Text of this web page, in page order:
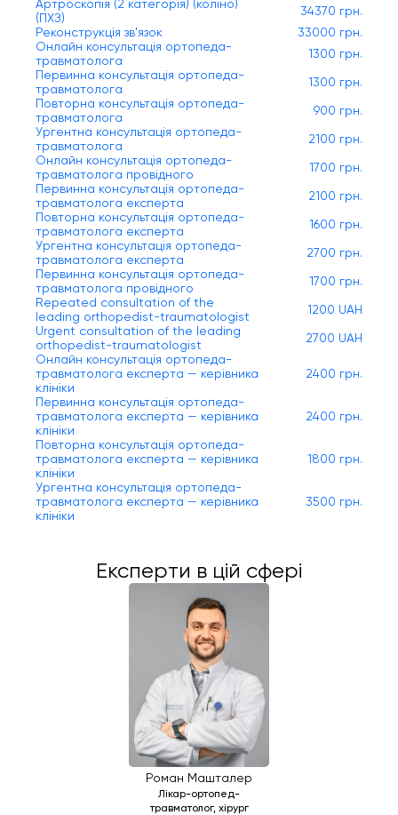
34370 грн.
Артроскопія (2 категорія) (коліно)
(ПХЗ)
33000 грн.
Реконструкція зв'язок
1300 грн.
Онлайн консультація ортопеда-
травматолога
1300 грн.
Первинна консультація ортопеда-
травматолога
900 грн.
Повторна консультація ортопеда-
травматолога
2100 грн.
Ургентна консультація ортопеда-
травматолога
1700 грн.
Онлайн консультація ортопеда-
травматолога провідного
2100 грн.
Первинна консультація ортопеда-
травматолога експерта
1600 грн.
Повторна консультація ортопеда-
травматолога експерта
2700 грн.
Ургентна консультація ортопеда-
травматолога експерта
1700 грн.
Первинна консультація ортопеда-
травматолога провідного
1200 UAH
Repeated consultation of the
leading orthopedist-traumatologist
2700 UAH
Urgent consultation of the leading
orthopedist-traumatologist
2400 грн.
Онлайн консультація ортопеда-
травматолога експерта — керівника
клініки
2400 грн.
Первинна консультація ортопеда-
травматолога експерта — керівника
клініки
1800 грн.
Повторна консультація ортопеда-
травматолога експерта — керівника
клініки
3500 грн.
Ургентна консультація ортопеда-
травматолога експерта — керівника
клініки
Експерти в цій сфері
Роман Машталер
Лікар-ортопед-
травматолог, хірург